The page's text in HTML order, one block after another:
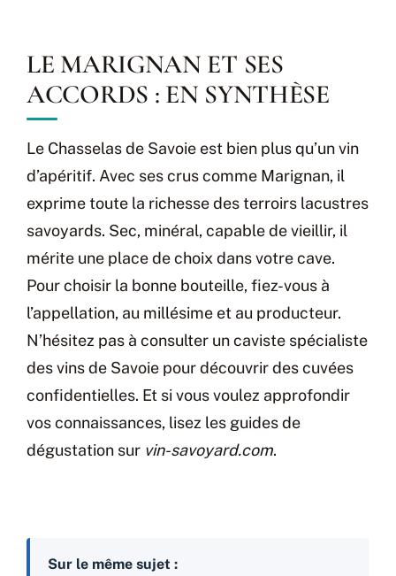
LE MARIGNAN ET SES
ACCORDS : EN SYNTHÈSE
Le Chasselas de Savoie est bien plus qu’un vin
d’apéritif. Avec ses crus comme Marignan, il
exprime toute la richesse des terroirs lacustres
savoyards. Sec, minéral, capable de vieillir, il
mérite une place de choix dans votre cave.
Pour choisir la bonne bouteille, fiez-vous à
l’appellation, au millésime et au producteur.
N’hésitez pas à consulter un caviste spécialiste
des vins de Savoie pour découvrir des cuvées
confidentielles. Et si vous voulez approfondir
vos connaissances, lisez les guides de
dégustation sur vin-savoyard.com.
Sur le même sujet :